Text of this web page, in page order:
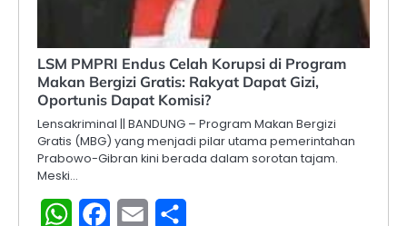
LSM PMPRI Endus Celah Korupsi di Program
Makan Bergizi Gratis: Rakyat Dapat Gizi,
Oportunis Dapat Komisi?
Lensakriminal || BANDUNG – Program Makan Bergizi
Gratis (MBG) yang menjadi pilar utama pemerintahan
Prabowo-Gibran kini berada dalam sorotan tajam.
Meski…
WhatsAppFacebook
Email